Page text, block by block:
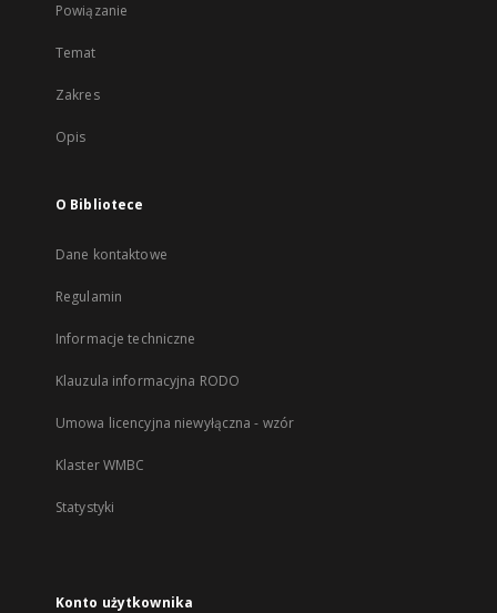
Powiązanie
Temat
Zakres
Opis
O Bibliotece
Dane kontaktowe
Regulamin
Informacje techniczne
Klauzula informacyjna RODO
Umowa licencyjna niewyłączna - wzór
Klaster WMBC
Statystyki
Konto użytkownika